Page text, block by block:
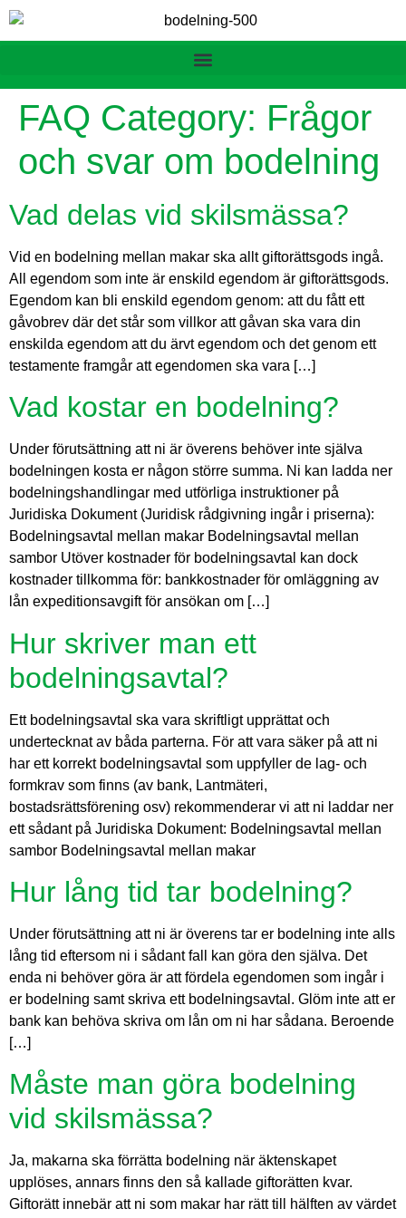
FAQ Category: Frågor
och svar om bodelning
Vad delas vid skilsmässa?
Vid en bodelning mellan makar ska allt giftorättsgods ingå.
All egendom som inte är enskild egendom är giftorättsgods.
Egendom kan bli enskild egendom genom: att du fått ett
gåvobrev där det står som villkor att gåvan ska vara din
enskilda egendom att du ärvt egendom och det genom ett
testamente framgår att egendomen ska vara […]
Vad kostar en bodelning?
Under förutsättning att ni är överens behöver inte själva
bodelningen kosta er någon större summa. Ni kan ladda ner
bodelningshandlingar med utförliga instruktioner på
Juridiska Dokument (Juridisk rådgivning ingår i priserna):
Bodelningsavtal mellan makar Bodelningsavtal mellan
sambor Utöver kostnader för bodelningsavtal kan dock
kostnader tillkomma för: bankkostnader för omläggning av
lån expeditionsavgift för ansökan om […]
Hur skriver man ett
bodelningsavtal?
Ett bodelningsavtal ska vara skriftligt upprättat och
undertecknat av båda parterna. För att vara säker på att ni
har ett korrekt bodelningsavtal som uppfyller de lag- och
formkrav som finns (av bank, Lantmäteri,
bostadsrättsförening osv) rekommenderar vi att ni laddar ner
ett sådant på Juridiska Dokument: Bodelningsavtal mellan
sambor Bodelningsavtal mellan makar
Hur lång tid tar bodelning?
Under förutsättning att ni är överens tar er bodelning inte alls
lång tid eftersom ni i sådant fall kan göra den själva. Det
enda ni behöver göra är att fördela egendomen som ingår i
er bodelning samt skriva ett bodelningsavtal. Glöm inte att er
bank kan behöva skriva om lån om ni har sådana. Beroende
[…]
Måste man göra bodelning
vid skilsmässa?
Ja, makarna ska förrätta bodelning när äktenskapet
upplöses, annars finns den så kallade giftorätten kvar.
Giftorätt innebär att ni som makar har rätt till hälften av värdet